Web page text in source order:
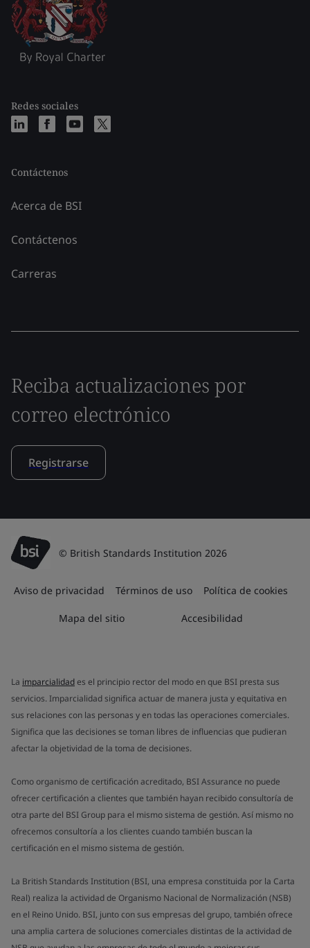
Redes sociales
Contáctenos
Acerca de BSI
Contáctenos
Carreras
Reciba actualizaciones por
correo electrónico
Registrarse
© British Standards Institution 2026
Aviso de privacidad Términos de uso Política de cookies
Mapa del sitio Accesibilidad
La imparcialidades el principio rector del modo en que BSI presta sus
servicios. Imparcialidad significa actuar de manera justa y equitativa en
sus relaciones con las personas y en todas las operaciones comerciales.
Significa que las decisiones se toman libres de influencias que pudieran
afectar la objetividad de la toma de decisiones.
Como organismo de certificación acreditado, BSI Assurance no puede
ofrecer certificación a clientes que también hayan recibido consultoría de
otra parte del BSI Group para el mismo sistema de gestión. Así mismo no
ofrecemos consultoría a los clientes cuando también buscan la
certificación en el mismo sistema de gestión.
La British Standards Institution (BSI, una empresa constituida por la Carta
Real) realiza la actividad de Organismo Nacional de Normalización (NSB)
en el Reino Unido. BSI, junto con sus empresas del grupo, también ofrece
una amplia cartera de soluciones comerciales distintas de la actividad de